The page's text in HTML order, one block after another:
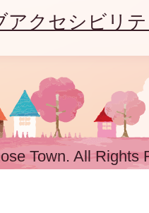
アクセシビリ
Town. All Rights